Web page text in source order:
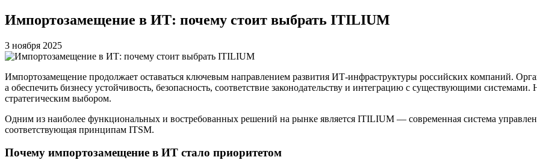
Импортозамещение в ИТ: почему стоит выбрать ITILIUM
3 ноября 2025
Импортозамещение продолжает оставаться ключевым направлением развития ИТ-инфраструктуры российских компаний.
а обеспечить бизнесу устойчивость, безопасность, соответствие законодательству и интеграцию с существующими
стратегическим выбором.
Одним из наиболее функциональных и востребованных решений на рынке является ITILIUM — современная система
соответствующая принципам ITSM.
Почему импортозамещение в ИТ стало приоритетом